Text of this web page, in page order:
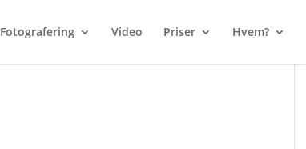
Fotografering Video Priser Hvem?